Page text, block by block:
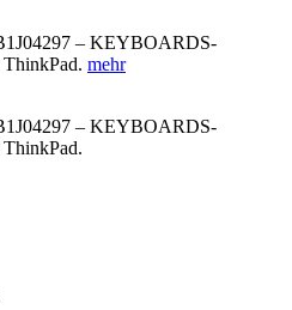
– KEYBOARDS-
mehr
– KEYBOARDS-